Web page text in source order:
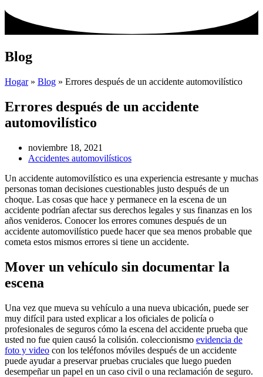
Blog
Hogar» Blog » Errores después de un accidente automovilístico
Errores después de un accidente
automovilístico
noviembre 18, 2021
Accidentes automovilísticos
Un accidente automovilístico es una experiencia estresante y muchas
personas toman decisiones cuestionables justo después de un
choque. Las cosas que hace y permanece en la escena de un
accidente podrían afectar sus derechos legales y sus finanzas en los
años venideros. Conocer los errores comunes después de un
accidente automovilístico puede hacer que sea menos probable que
cometa estos mismos errores si tiene un accidente.
Mover un vehículo sin documentar la
escena
Una vez que mueva su vehículo a una nueva ubicación, puede ser
muy difícil para usted explicar a los oficiales de policía o
profesionales de seguros cómo la escena del accidente prueba que
usted no fue quien causó la colisión. coleccionismo evidencia de
foto y video con los teléfonos móviles después de un accidente
puede ayudar a preservar pruebas cruciales que luego pueden
desempeñar un papel en un caso civil o una reclamación de seguro.